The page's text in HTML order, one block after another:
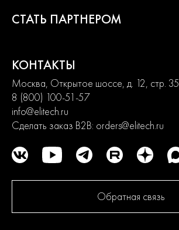
СТАТЬ ПАРТНЕРОМ
КОНТАКТЫ
Москва, Открытое шоссе, д. 12, стр. 35
8 (800) 100-51-57
info@elitech.ru
Сделать заказ B2B: orders@elitech.ru
Обратная связь